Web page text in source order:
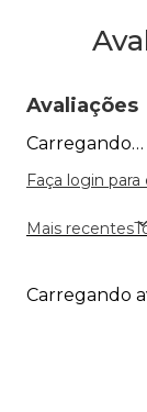
Avaliações
Carregando…
Faça login
Mais recentes
Carregando